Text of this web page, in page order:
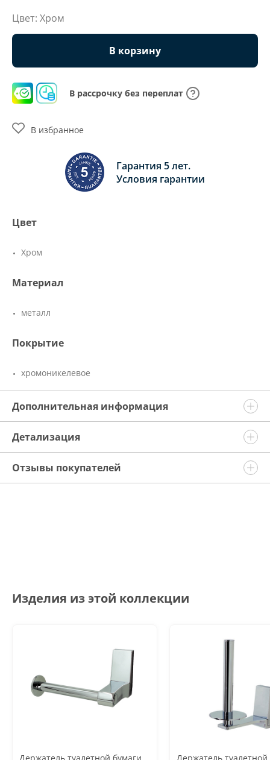
Цвет: Хром
В корзину
В рассрочку без переплат
Гарантия 5 лет.
Условия гарантии
В избранное
Цвет
Хром
Материал
металл
Покрытие
хромоникелевое
Дополнительная информация
Детализация
Отзывы покупателей
Изделия из этой коллекции